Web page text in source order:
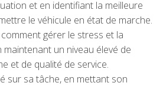
et en identifiant la meilleure
le véhicule en état de marche.
gérer le stress et la
un niveau élevé de
et de qualité de service.
sur sa tâche, en mettant son